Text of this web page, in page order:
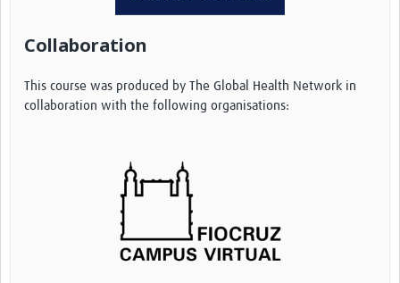
Collaboration
This course was produced by The Global Health Network in
collaboration with the following organisations: